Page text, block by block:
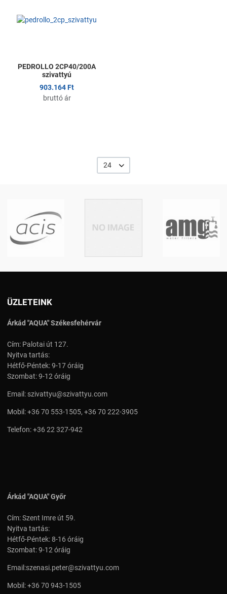
PEDROLLO 2CP40/200A
szivattyú
903.164 Ft
bruttó ár
24
ÜZLETEINK
Árkád "AQUA" Székesfehérvár
Cím: Palotai út 127.
Nyitva tartás:
Hétfő-Péntek: 9-17 óráig
Szombat: 9-12 óráig
Email: szivattyu@szivattyu.com
Mobil:+36 70 553-1505, +36 70 222-3905
Telefon:+36 22 327-942
Árkád "AQUA" Győr
Cím: Szent Imre út 59.
Nyitva tartás:
Hétfő-Péntek: 8-16 óráig
Szombat: 9-12 óráig
Email:szenasi.peter@szivattyu.com
Mobil:+36 70 943-1505